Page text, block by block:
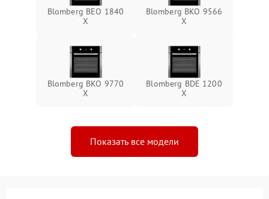
Blomberg BEO 1840
X
Blomberg BKO 9566
X
Blomberg BKO 9770
X
Blomberg BDE 1200
X
Показать все модели